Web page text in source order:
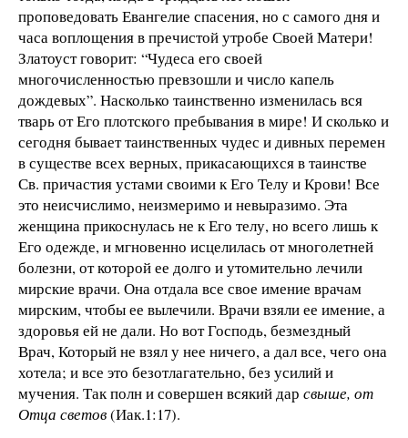
проповедовать Евангелие спасения, но с самого дня и
часа воплощения в пречистой утробе Своей Матери!
Златоуст говорит: “Чудеса его своей
многочисленностью превзошли и число капель
дождевых”. Насколько таинственно изменилась вся
тварь от Его плотского пребывания в мире! И сколько и
сегодня бывает таинственных чудес и дивных перемен
в существе всех верных, прикасающихся в таинстве
Св. причастия устами своими к Его Телу и Крови! Все
это неисчислимо, неизмеримо и невыразимо. Эта
женщина прикоснулась не к Его телу, но всего лишь к
Его одежде, и мгновенно исцелилась от многолетней
болезни, от которой ее долго и утомительно лечили
мирские врачи. Она отдала все свое имение врачам
мирским, чтобы ее вылечили. Врачи взяли ее имение, а
здоровья ей не дали. Но вот Господь, безмездный
Врач, Который не взял у нее ничего, а дал все, чего она
хотела; и все это безотлагательно, без усилий и
мучения. Так полн и совершен всякий дар свыше, от
Отца светов(Иак.1:17).